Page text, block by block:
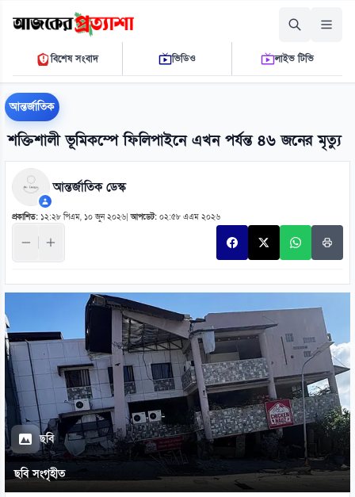
বৃহস্পতিবার, ০৬ আগস্ট ২০২৬
০৮ ৪৭ ৪৫ এ.এম.THE DAILY AJKER PROTTASHA
বিশেষ সংবাদ ভিডিও লাইভ টিভি
আন্তর্জাতিক
শক্তিশালী ভূমিকম্পে ফিলিপাইনে এখন পর্যন্ত ৪৬ জনের মৃত্যু
আন্তর্জাতিক ডেস্ক
প্রকাশিত: ১২:২৮ পিএম, ১০ জুন ২০২৬ |আপডেট: ০২:৫৮ এএম ২০২৬
ছবি
ছবি সংগৃহীত